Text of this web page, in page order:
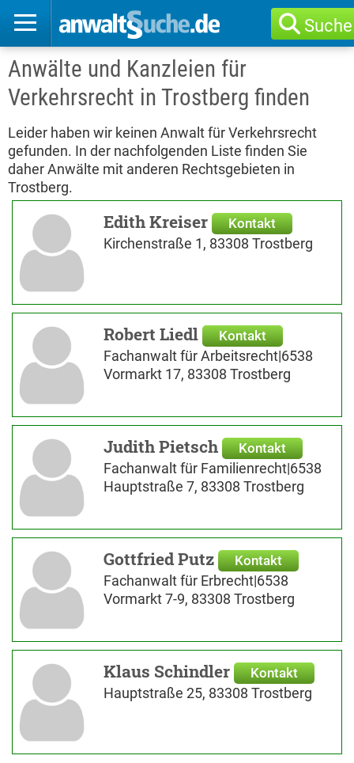
Suche
Anwälte und Kanzleien für
Verkehrsrecht in Trostberg finden
Leider haben wir keinen Anwalt für Verkehrsrecht
gefunden. In der nachfolgenden Liste finden Sie
daher Anwälte mit anderen Rechtsgebieten in
Trostberg.
Edith Kreiser Kontakt
Kirchenstraße 1, 83308 Trostberg
Robert Liedl Kontakt
Fachanwalt für Arbeitsrecht|6538
Vormarkt 17, 83308 Trostberg
Judith Pietsch Kontakt
Fachanwalt für Familienrecht|6538
Hauptstraße 7, 83308 Trostberg
Gottfried Putz Kontakt
Fachanwalt für Erbrecht|6538
Vormarkt 7-9, 83308 Trostberg
Klaus Schindler Kontakt
Hauptstraße 25, 83308 Trostberg